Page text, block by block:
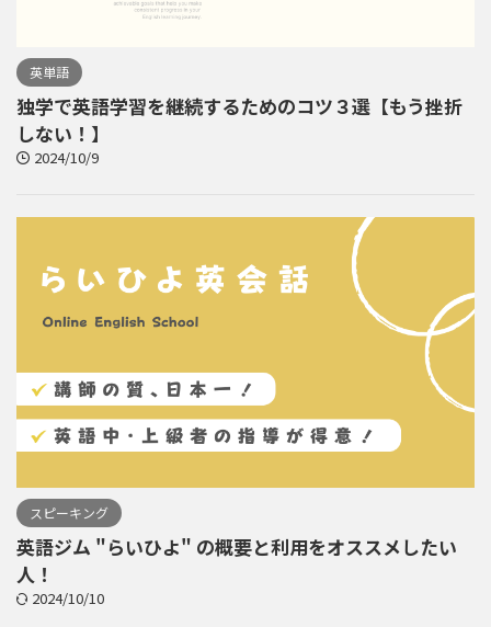
英単語
独学で英語学習を継続するためのコツ３選【もう挫折
しない！】
2024/10/9
スピーキング
英語ジム "らいひよ" の概要と利用をオススメしたい
人！
2024/10/10